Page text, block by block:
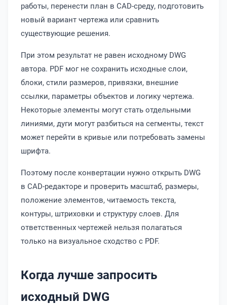
работы, перенести план в CAD-среду, подготовить
новый вариант чертежа или сравнить
существующие решения.
При этом результат не равен исходному DWG
автора. PDF мог не сохранить исходные слои,
блоки, стили размеров, привязки, внешние
ссылки, параметры объектов и логику чертежа.
Некоторые элементы могут стать отдельными
линиями, дуги могут разбиться на сегменты, текст
может перейти в кривые или потребовать замены
шрифта.
Поэтому после конвертации нужно открыть DWG
в CAD-редакторе и проверить масштаб, размеры,
положение элементов, читаемость текста,
контуры, штриховки и структуру слоев. Для
ответственных чертежей нельзя полагаться
только на визуальное сходство с PDF.
Когда лучше запросить
исходный DWG